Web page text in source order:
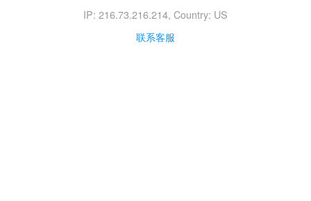
IP: 216.73.216.214, Country: US
联系客服